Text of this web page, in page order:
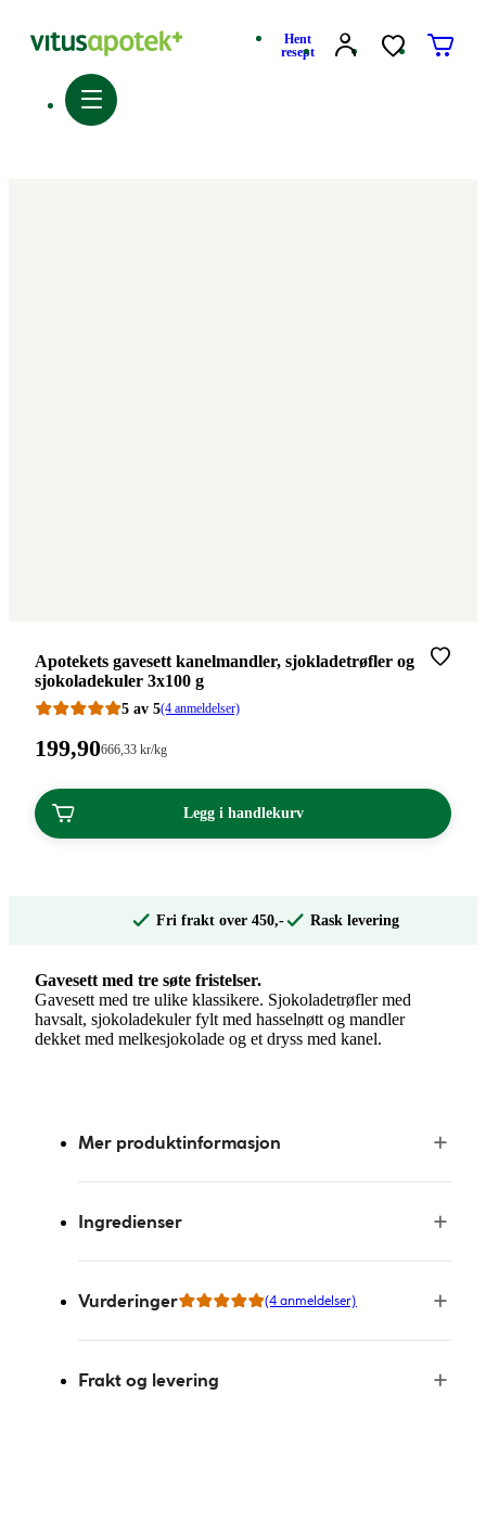
Hent
resept
Merke:
Apotekets gavesett kanelmandler, sjokladetrøfler og
sjokoladekuler 3x100 g
5 av 5(4 anmeldelser)
Pris:
kroner.
199,90Stykkpris:
kroner.
666 ,33 kr/kg
Legg i handlekurv
Fri frakt over 450,- Rask levering
Gavesett med tre søte fristelser.
Gavesett med tre ulike klassikere. Sjokoladetrøfler med
havsalt, sjokoladekuler fylt med hasselnøtt og mandler
dekket med melkesjokolade og et dryss med kanel.
Mer produktinformasjon
Ingredienser
Vurderinger (4 anmeldelser)
Frakt og levering